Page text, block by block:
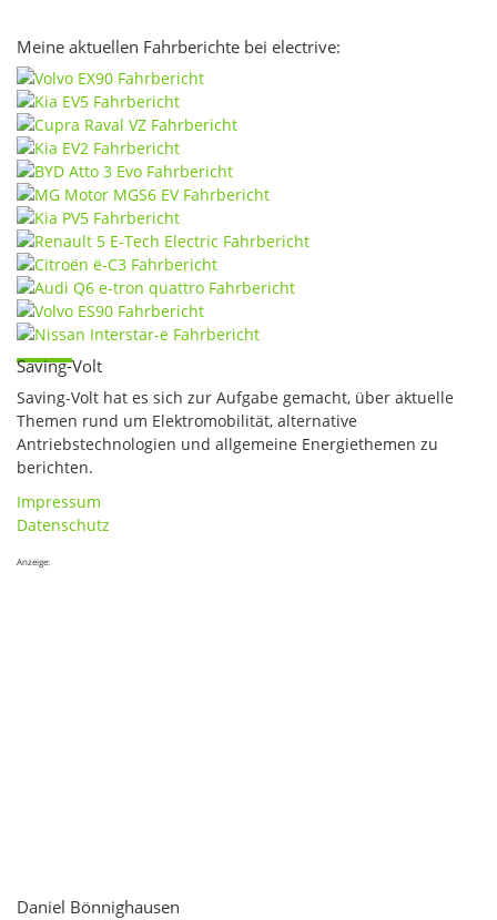
Meine aktuellen Fahrberichte bei electrive:
Saving-Volt
Saving-Volt hat es sich zur Aufgabe gemacht, über aktuelle
Themen rund um Elektromobilität, alternative
Antriebstechnologien und allgemeine Energiethemen zu
berichten.
Impressum
Datenschutz
Anzeige:
Daniel Bönnighausen